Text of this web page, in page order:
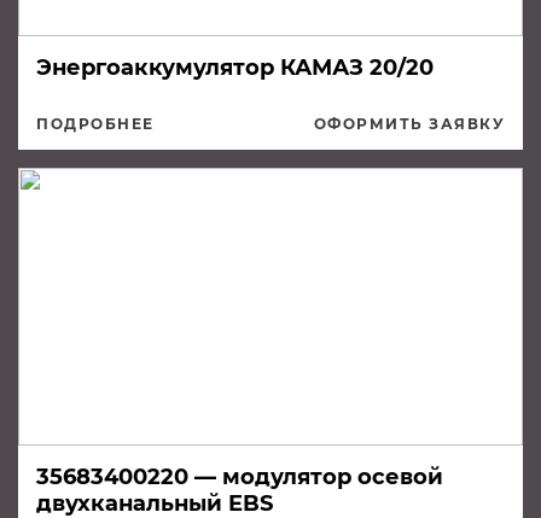
Энергоаккумулятор КАМАЗ 20/20
ПОДРОБНЕЕ ОФОРМИТЬ ЗАЯВКУ
35683400220 — модулятор осевой
двухканальный EBS